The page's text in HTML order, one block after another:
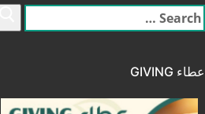
البحث
عن:
عطاء GIVING